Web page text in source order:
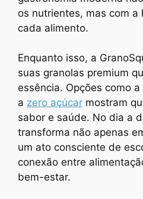
os nutrientes, mas com a
cada alimento.
Enquanto isso, a
suas granolas premium
essência. Opções como a
a zero açúcar mostram
sabor e saúde. No dia a
transforma não apenas
um ato consciente de
conexão entre
bem-estar.